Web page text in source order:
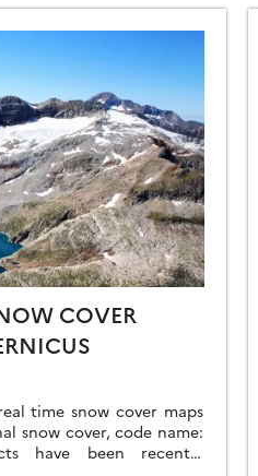
COVER
time snow cover maps
snow cover, code name:
have been recently